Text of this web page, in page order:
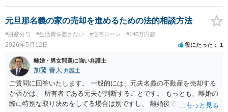
続の期間中だけになります。また、破産裁判所が選任する破産管財人
が就任して任意売却の手続を進めることになると思いますので、立ち
退きの話は破産管財人と元奥様の間で行われることになると思いま
す。
的に交渉のテーブルにも乗らないというのが実情です。 ご相談の「み
んなで大家さん43号」については、令和８年７月３１日が償還期限到
来の時期になると思われますので、解除による出資金返還請求をしな
がら、期間満了による償還請求訴訟もにらんだ形で訴訟提起をするこ
とが考えられます。もっとも、現在は都市綜研インベストファンドと
の間で裁判上の和解が成立した案件についても、和解で約束された分
割金の支払いが遅延しているとの報告が複数寄せられています。した
がって、訴訟を提起したとしても必ず回収できるとは申し上げられま
せん。 しかしながら、 ①会社から返答がない ②任意交渉が機能して
いない ③資金繰り上のご事情がある ④償還期限が到来する という現
状を踏まえますと、何もせずに待ち続けるよりは、リスクを承知の上
るように半年前に車を売却して手元に残った約95万円の使途（本当に
生活費として適切に使われたか、特定の相手だけに優先して返済して
いないかなど）について、裁判所や管財人による調査が必要と判断さ
れやすいためです。また、残債務も700万円と高いのも理由に挙げられ
ます。 任意売却については、売却価格の相当性が問題になる可能性が
ありますので、もし弁護士に依頼なさっていないようならばご依頼な
さって方針決定なさるのがよいかと思います。
元旦那名義の家の売却を進めるための法的相談方法
#財産分与 #生活費を渡さない #住宅ローン #140万円超
2026年5月12日 役にたった 1
離婚・男女問題に強い弁護士
加藤 善大 弁護士
ご質問に回答いたします。 一般的には、元夫名義の不動産を売却する
か否かは、 所有者である元夫が判断することです。 もっとも、離婚の
際に特別な取り決めをしてる場合は別ですし、 離婚後でも、２年以内